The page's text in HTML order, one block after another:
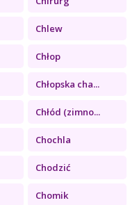
Chlew
Chłop
Chłopska cha...
Chłód (zimno...
Chochla
Chodzić
Chomik